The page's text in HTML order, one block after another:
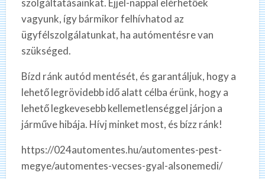
szolgáltatásainkat. Éjjel-nappal elérhetőek
vagyunk, így bármikor felhívhatod az
ügyfélszolgálatunkat, ha autómentésre van
szükséged.
Bízd ránk autód mentését, és garantáljuk, hogy a
lehető legrövidebb idő alatt célba érünk, hogy a
lehető legkevesebb kellemetlenséggel járjon a
járműve hibája. Hívj minket most, és bízz ránk!
https://024automentes.hu/automentes-pest-
megye/automentes-vecses-gyal-alsonemedi/